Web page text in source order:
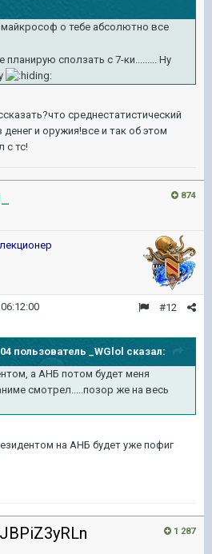
о тебе абсолютно все
сползать с 7-ки......... Ну
среднестатистический
и оружия!все и так об этом
с тс!
874
#12
пользователь _WGlol сказал:
а АНБ потом будет меня
смотрел.....позор же на весь
на АНБ будет уже пофиг
1 287